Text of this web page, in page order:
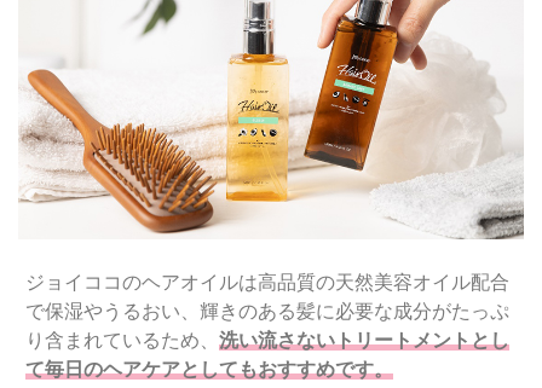
ジョイココのヘアオイルは高品質の天然美容オイル配合
で保湿やうるおい、輝きのある髪に必要な成分がたっぷ
り含まれているため、 洗い流さないトリートメントとし
て毎日のヘアケアとしてもおすすめです。